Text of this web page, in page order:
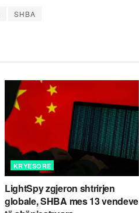
SHBA
KRYESORE
LightSpy zgjeron shtrirjen
globale, SHBA mes 13 vendeve